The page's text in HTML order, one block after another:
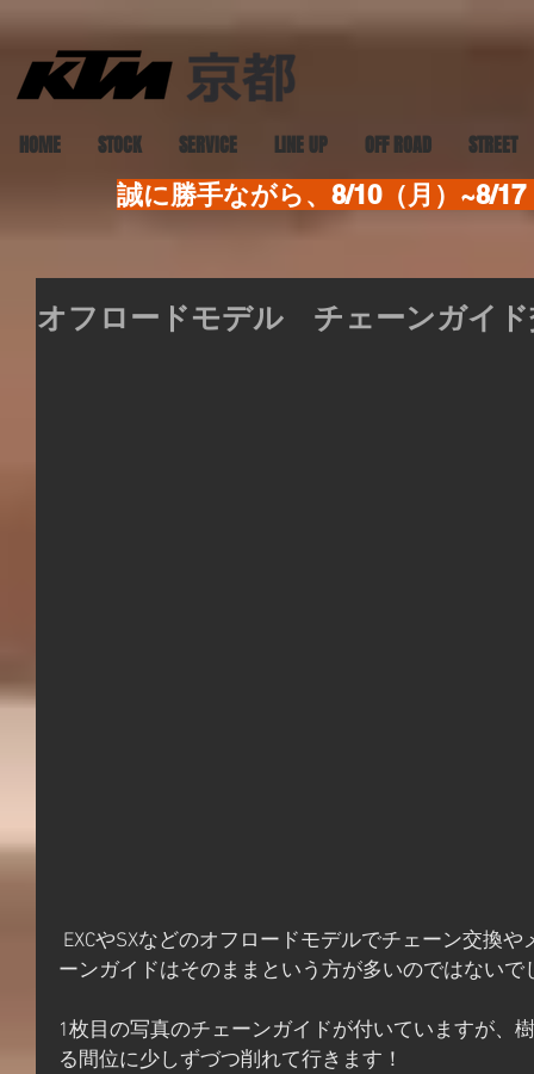
HOME STOCK SERVICE LINE UP OFF ROAD STREET
誠に勝手ながら、8/10（月）~8/
オフロードモデル チェーンガイド
ーンガイドはそのままという方が多いのではないで
1枚目の写真のチェーンガイドが付いていますが、
る間位に少しずづつ削れて行きます！